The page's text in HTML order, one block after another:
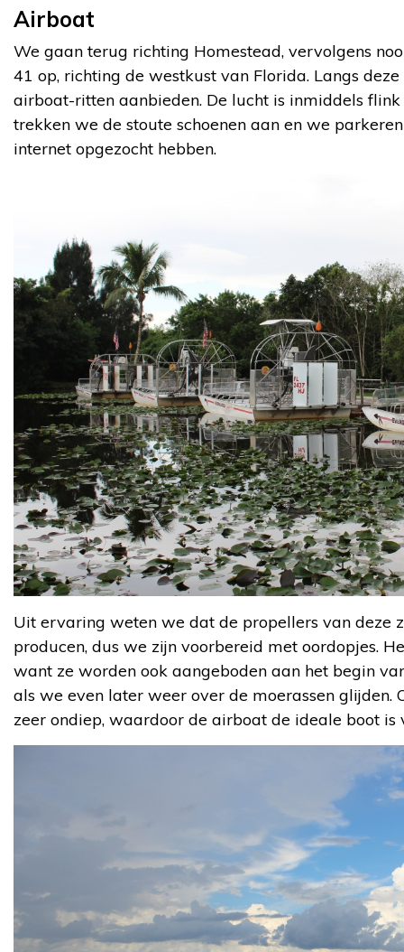
Airboat
We gaan terug richting Homestead, vervolgens
41 op, richting de westkust van Florida. Langs
airboat-ritten aanbieden. De lucht is inmiddels
trekken we de stoute schoenen aan en we
internet opgezocht hebben.
Uit ervaring weten we dat de propellers van deze
producen, dus we zijn voorbereid met oordopjes.
want ze worden ook aangeboden aan het begin
als we even later weer over de moerassen glijden.
zeer ondiep, waardoor de airboat de ideale boot is